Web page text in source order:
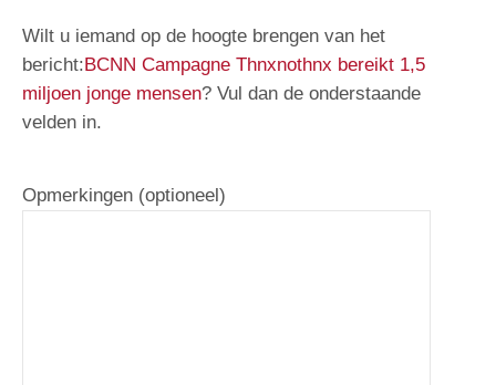
Wilt u iemand op de hoogte brengen van het
bericht:BCNN Campagne Thnxnothnx bereikt 1,5
miljoen jonge mensen? Vul dan de onderstaande
velden in.
Opmerkingen (optioneel)